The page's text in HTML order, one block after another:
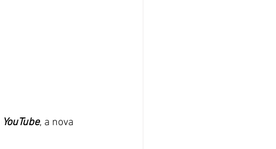
YouTube, a nova